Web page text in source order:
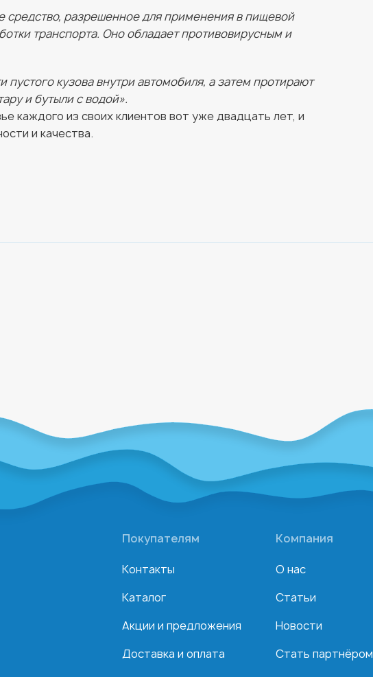
средство, разрешенное для применения в пищевой
транспорта. Оно обладает противовирусным и
кузова внутри автомобиля, а затем протирают
и бутыли с водой».
каждого из своих клиентов вот уже двадцать лет, и
и качества.
Покупателям
Контакты
Каталог
Акции и предложения
Доставка и оплата
Компания
О нас
Статьи
Новости
Стать партнёром